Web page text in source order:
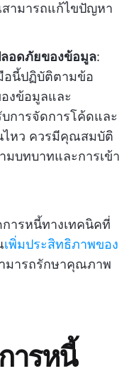
ามารถแก้ไขปัญหา
อดภัยของข้อมูล:
อนี้ปฏิบัติตามข้อ
งข้อมูลและ
การจัดการโค้ดและ
ไหว ควรมีคุณสมบัติ
มบทบาทและการเข้า
การหนี้ทางเทคนิคที่
เพิ่มประสิทธิภาพของ
มารถรักษาคุณภาพ
ารหนี้